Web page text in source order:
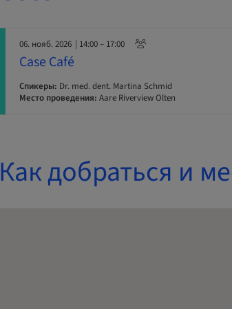
06. нояб. 2026 | 14:00 – 17:00
Case Café
Спикеры: Dr. med. dent. Martina Schmid
Место проведения: Aare Riverview Olten
Как добраться и